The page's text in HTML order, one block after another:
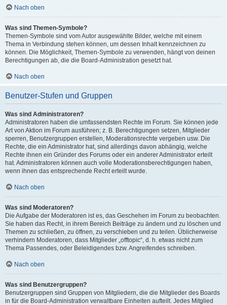
Nach oben
Was sind Themen-Symbole?
Themen-Symbole sind vom Autor ausgewählte Bilder, welche mit einem
Thema in Verbindung stehen können, um dessen Inhalt kennzeichnen zu
können. Die Möglichkeit, Themen-Symbole zu verwenden, hängt von deinen
Berechtigungen ab, die die Board-Administration gesetzt hat.
Nach oben
Benutzer-Stufen und Gruppen
Was sind Administratoren?
Administratoren haben die umfassendsten Rechte im Forum. Sie können jede
Art von Aktion im Forum ausführen; z. B. Berechtigungen setzen, Mitglieder
sperren, Benutzergruppen erstellen, Moderationsrechte vergeben usw. Die
Rechte, die ein Administrator hat, sind allerdings davon abhängig, welche
Rechte ihnen ein Gründer des Forums oder ein anderer Administrator erteilt
hat. Administratoren können auch volle Moderationsberechtigungen haben,
wenn ihnen das entsprechende Recht erteilt wurde.
Nach oben
Was sind Moderatoren?
Die Aufgabe der Moderatoren ist es, das Geschehen im Forum zu beobachten.
Sie haben das Recht, in ihrem Bereich Beiträge zu ändern und zu löschen und
Themen zu schließen, zu öffnen, zu verschieben und zu teilen. Üblicherweise
verhindern Moderatoren, dass Mitglieder „offtopic“, d. h. etwas nicht zum
Thema Passendes, oder Beleidigendes bzw. Angreifendes schreiben.
Nach oben
Was sind Benutzergruppen?
Benutzergruppen sind Gruppen von Mitgliedern, die die Mitglieder des Boards
in für die Board-Administration verwaltbare Einheiten aufteilt. Jedes Mitglied